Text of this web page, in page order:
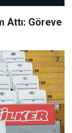
Attı: Göreve